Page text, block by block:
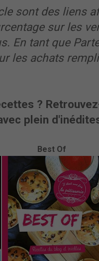
sont des liens
sur les
En tant que
les achats
?
plein
Best Of